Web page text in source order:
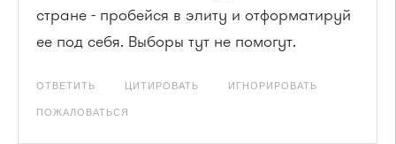
стране - пробейся в элиту и отформатируй
ее под себя. Выборы тут не помогут.
ОТВЕТИТЬ ЦИТИРОВАТЬ ИГНОРИРОВАТЬ
ПОЖАЛОВАТЬСЯ